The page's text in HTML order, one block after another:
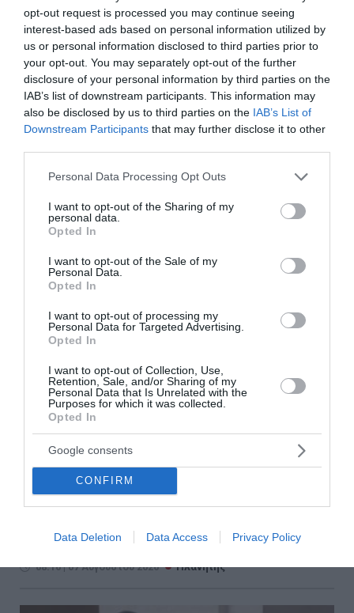
opt-out request is processed you may continue seeing
interest-based ads based on personal information utilized by
us or personal information disclosed to third parties prior to
your opt-out. You may separately opt-out of the further
disclosure of your personal information by third parties on the
IAB’s list of downstream participants. This information may
also be disclosed by us to third parties on the IAB’s List of
Downstream Participants that may further disclose it to other
Please note that this website/app uses one or more Google
not limited to your visit or usage behaviour. You may click to
grant or deny consent to Google and its third-party tags to
use your data for below specified purposes in below Google
consent section.
Personal Data Processing Opt Outs
I want to opt-out of the Sharing of my
personal data.
Opted In
I want to opt-out of the Sale of my
Personal Data.
Opted In
I want to opt-out of processing my
Personal Data for Targeted Advertising.
Opted In
I want to opt-out of Collection, Use,
Retention, Sale, and/or Sharing of my
Personal Data that Is Unrelated with the
Purposes for which it was collected.
Opted In
Google consents
CONFIRM
Data Deletion Data Access Privacy Policy
Γκελζενκίρχεν της Βόρειας Ρηνανίας-Βεστφαλίας
στη Γερμανία. Μεγάλη επιχείρηση των υπηρεσιών
έκτακτης ανάγκης στήθηκε, μετά από σφοδρή
σύγκρουση δύο τραμ κοντά στο γ...
20:50 | 06 Αυγούστου 2026 Πλανήτης
Ιράν: Σχέδιο για απαγόρευση
διέλευσης αμερικανικών και
ισραηλινών πλοίων από τα Στενά
του Ορμούζ
Νέα ένταση διαμορφώνεται στον Περσικό Κόλπο,
καθώς το Ιράν εξετάζει σχέδιο νόμου που προβλέπει
την απαγόρευση διέλευσης πλοίων των Ηνωμένων
Πολιτειών, του Ισραήλ και άλλων χωρών που
χαρακτηρίζει ως «εχθρικές» α...
08:16 | 07 Αυγούστου 2026 Πλανήτης